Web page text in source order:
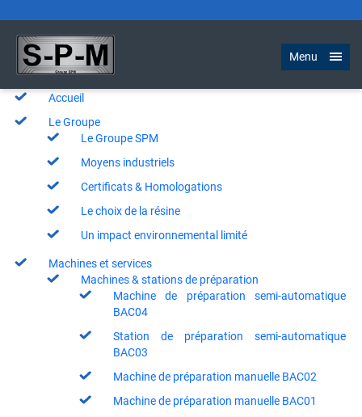
Menu
Accueil
Le Groupe
Le Groupe SPM
Moyens industriels
Certificats & Homologations
Le choix de la résine
Un impact environnemental limité
Machines et services
Machines & stations de préparation
Machine de préparation semi-automatique
BAC04
Station de préparation semi-automatique
BAC03
Machine de préparation manuelle BAC02
Machine de préparation manuelle BAC01